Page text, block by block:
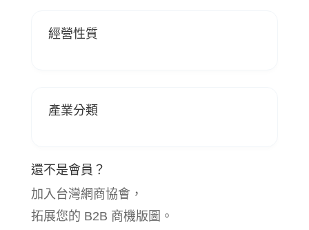
經營性質
產業分類
還不是會員？
加入台灣網商協會，
拓展您的 B2B 商機版圖。